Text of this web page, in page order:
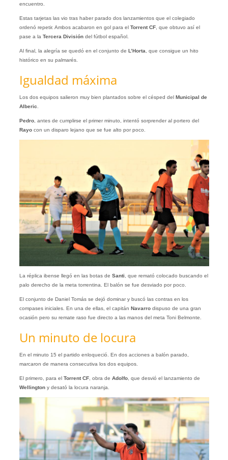
encuentro.
Estas tarjetas las vio tras haber parado dos lanzamientos que el colegiado
ordenó repetir. Ambos acabaron en gol para el Torrent CF, que obtuvo así el
pase a la Tercera Divisióndel fútbol español.
Al final, la alegría se quedó en el conjunto de L’Horta , que consigue un hito
histórico en su palmarés.
Igualdad máxima
Los dos equipos salieron muy bien plantados sobre el césped del Municipal de
Alberic
Pedro, antes de cumplirse el primer minuto, intentó sorprender al portero del
Rayocon un disparo lejano que se fue alto por poco.
La réplica ibense llegó en las botas de Santi , que remató colocado buscando el
palo derecho de la meta torrentina. El balón se fue desviado por poco.
El conjunto de Daniel Tomás se dejó dominar y buscó las contras en los
compases iniciales. En una de ellas, el capitán Navarrodispuso de una gran
ocasión pero su remate raso fue directo a las manos del meta Toni Belmonte.
Un minuto de locura
En el minuto 15 el partido enloqueció. En dos acciones a balón parado,
marcaron de manera consecutiva los dos equipos.
El primero, para el Torrent CF, obra de Adolfo, que desvió el lanzamiento de
Wellingtony desató la locura naranja.